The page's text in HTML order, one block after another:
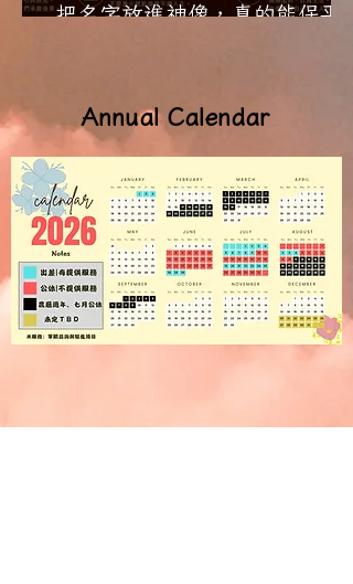
把名字放進神像，真的能保平
Annual Calendar